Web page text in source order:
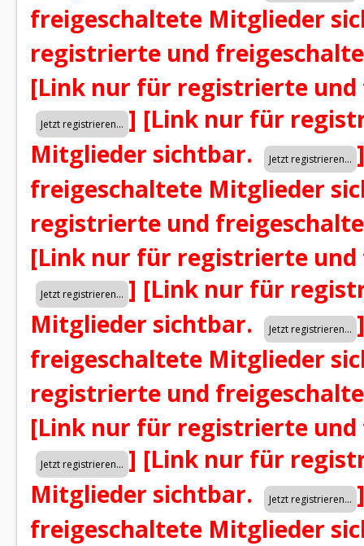
freigeschaltete Mitglieder
registrierte und
[Link nur für registrierte
] [Link nur für
Mitglieder sichtbar.
]
freigeschaltete Mitglieder
registrierte und
[Link nur für registrierte
] [Link nur für
Mitglieder sichtbar.
]
freigeschaltete Mitglieder
registrierte und
[Link nur für registrierte
] [Link nur für
Mitglieder sichtbar.
]
freigeschaltete Mitglieder